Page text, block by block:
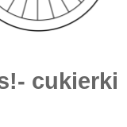
cukierki